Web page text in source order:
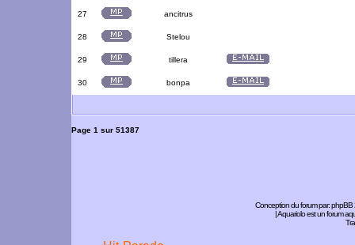
27 ancitrus
28 Stelou
29 tillera
30 bonpa
Page 1 sur 51387
Conception du forum par:phpBB
| Aquariolo est un forum